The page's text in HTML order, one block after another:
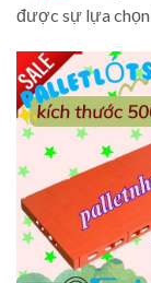
được sự lựa